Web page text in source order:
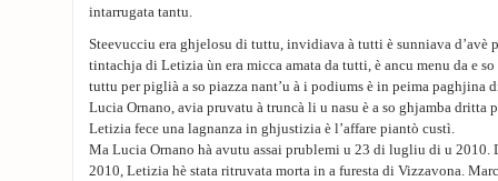
intarrugata tantu.
Steevucciu era ghjelosu di tuttu, invidiava à tutti è sunniava d’avè
tintachja di Letizia ùn era micca amata da tutti, è ancu menu da e
tuttu per piglià a so piazza nant’u à i podiums è in peima paghjina
Lucia Ornano, avia pruvatu à truncà li u nasu è a so ghjamba dritta
Letizia fece una lagnanza in ghjustizia è l’affare piantò custì.
Ma Lucia Ornano hà avutu assai prublemi u 23 di lugliu di u
2010, Letizia hè stata ritruvata morta in a furesta di Vizzavona.